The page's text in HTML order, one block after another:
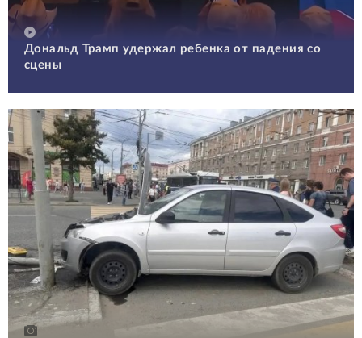
Дональд Трамп удержал ребенка от падения со
сцены